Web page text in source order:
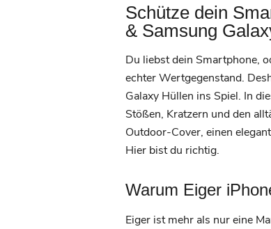
Schütze dein
& Samsung
Du liebst dein Smartphone,
echter Wertgegenstand.
Galaxy Hüllen ins Spiel. In
Stößen, Kratzern und den
Outdoor-Cover, einen
Hier bist du richtig.
Warum Eiger
Eiger ist mehr als nur eine